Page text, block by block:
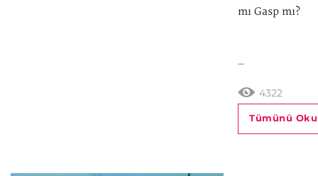
mı Gasp mı?
...
4322
Tümünü Oku